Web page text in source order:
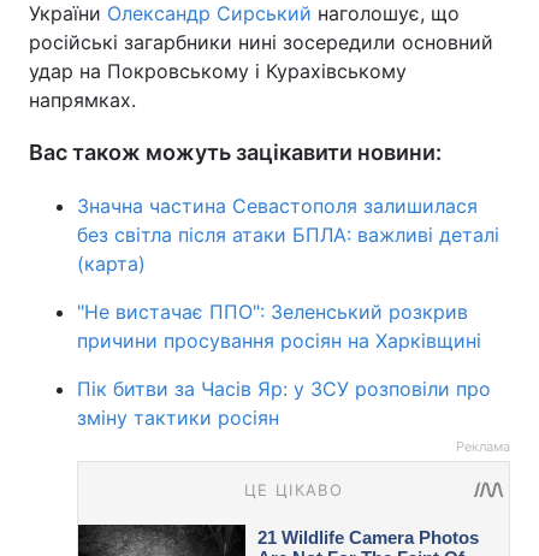
України Олександр Сирський наголошує, що
російські загарбники нині зосередили основний
удар на Покровському і Курахівському
напрямках.
Вас також можуть зацікавити новини:
Значна частина Севастополя залишилася
без світла після атаки БПЛА: важливі деталі
(карта)
"Не вистачає ППО": Зеленський розкрив
причини просування росіян на Харківщині
Пік битви за Часів Яр: у ЗСУ розповіли про
зміну тактики росіян
Реклама